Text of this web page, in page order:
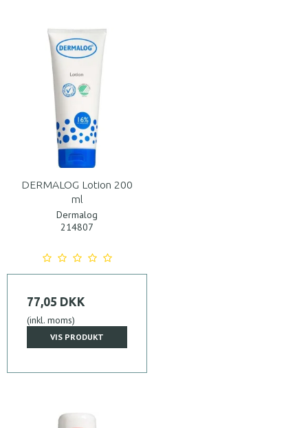
DERMALOG Lotion 200
ml
Dermalog
214807
77,05 DKK
(inkl. moms)
VIS PRODUKT